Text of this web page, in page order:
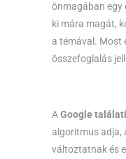
önmagában egy
ki mára magát,
a témával. Most
összefoglalás
AGoogle
algoritmus adja,
változtatnak és